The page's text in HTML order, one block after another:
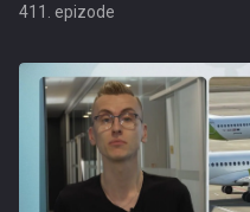
411. epizode